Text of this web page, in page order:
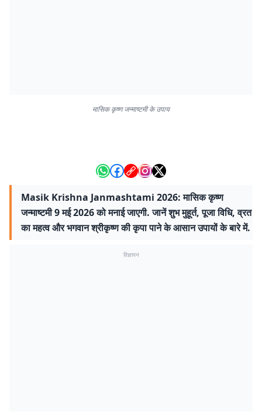
मासिक कृष्ण जन्माष्टमी के उपाय
Masik Krishna Janmashtami 2026: मासिक कृष्ण
जन्माष्टमी 9 मई 2026 को मनाई जाएगी. जानें शुभ मुहूर्त, पूजा विधि, व्रत
का महत्व और भगवान श्रीकृष्ण की कृपा पाने के आसान उपायों के बारे में.
विज्ञापन